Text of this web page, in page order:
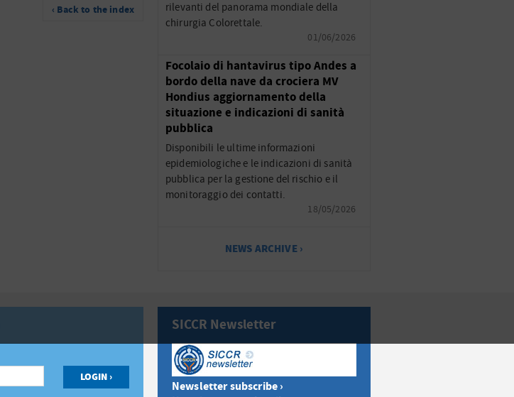
‹ Back to the index
rilevanti del panorama mondiale della
chirurgia Colorettale.
01/06/2026
Focolaio di hantavirus tipo Andes a
bordo della nave da crociera MV
Hondius aggiornamento della
situazione e indicazioni di sanità
pubblica
Disponibili le ultime informazioni
epidemiologiche e le indicazioni di sanità
pubblica per la gestione del rischio e il
monitoraggio dei contatti.
18/05/2026
NEWS ARCHIVE ›
SICCR Newsletter
Newsletter subscribe ›